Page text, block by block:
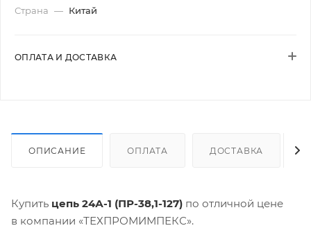
Страна — Китай
ОПЛАТА И ДОСТАВКА
ОПИСАНИЕ ОПЛАТА ДОСТАВКА
Купить цепь 24А-1 (ПР-38,1-127) по отличной цене
в компании «ТЕХПРОМИМПЕКС».